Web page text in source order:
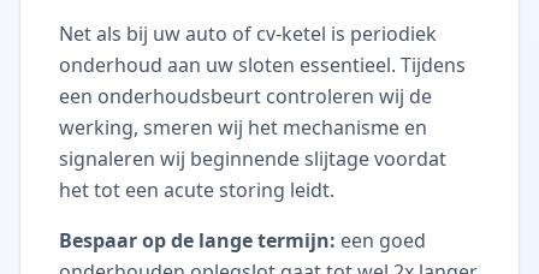
Net als bij uw auto of cv-ketel is periodiek
onderhoud aan uw sloten essentieel. Tijdens
een onderhoudsbeurt controleren wij de
werking, smeren wij het mechanisme en
signaleren wij beginnende slijtage voordat
het tot een acute storing leidt.
Bespaar op de lange termijn: een goed